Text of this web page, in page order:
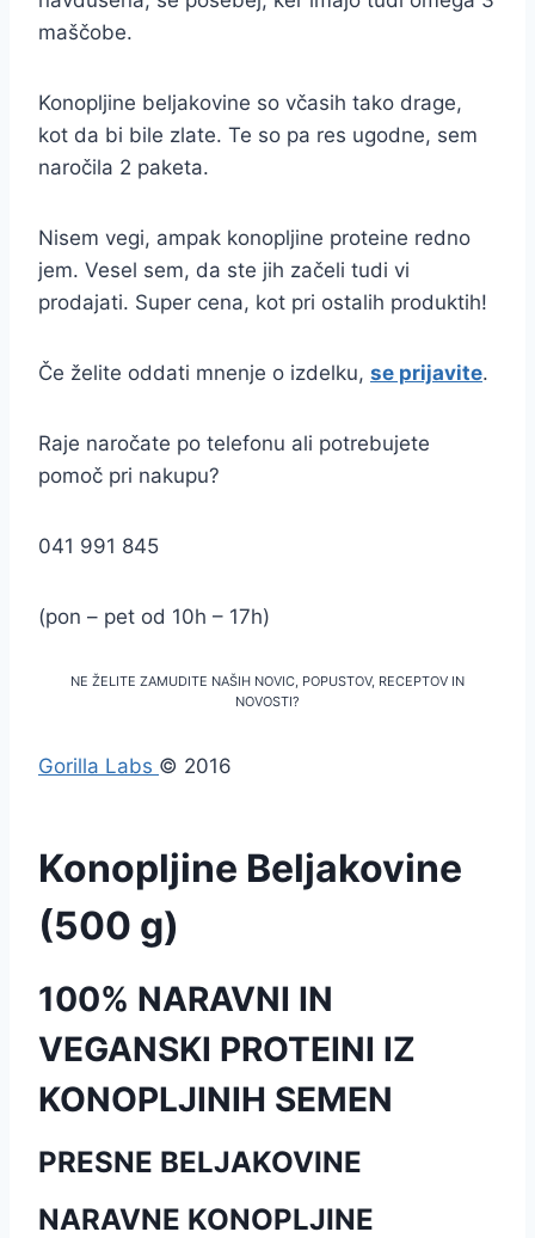
maščobe.
Konopljine beljakovine so včasih tako drage,
kot da bi bile zlate. Te so pa res ugodne, sem
naročila 2 paketa.
Nisem vegi, ampak konopljine proteine redno
jem. Vesel sem, da ste jih začeli tudi vi
prodajati. Super cena, kot pri ostalih produktih!
Če želite oddati mnenje o izdelku, se prijavite.
Raje naročate po telefonu ali potrebujete
pomoč pri nakupu?
041 991 845
(pon – pet od 10h – 17h)
NE ŽELITE ZAMUDITE NAŠIH NOVIC, POPUSTOV, RECEPTOV IN
NOVOSTI?
Gorilla Labs © 2016
Konopljine Beljakovine
(500 g)
100% NARAVNI IN
VEGANSKI PROTEINI IZ
KONOPLJINIH SEMEN
PRESNE BELJAKOVINE
NARAVNE KONOPLJINE